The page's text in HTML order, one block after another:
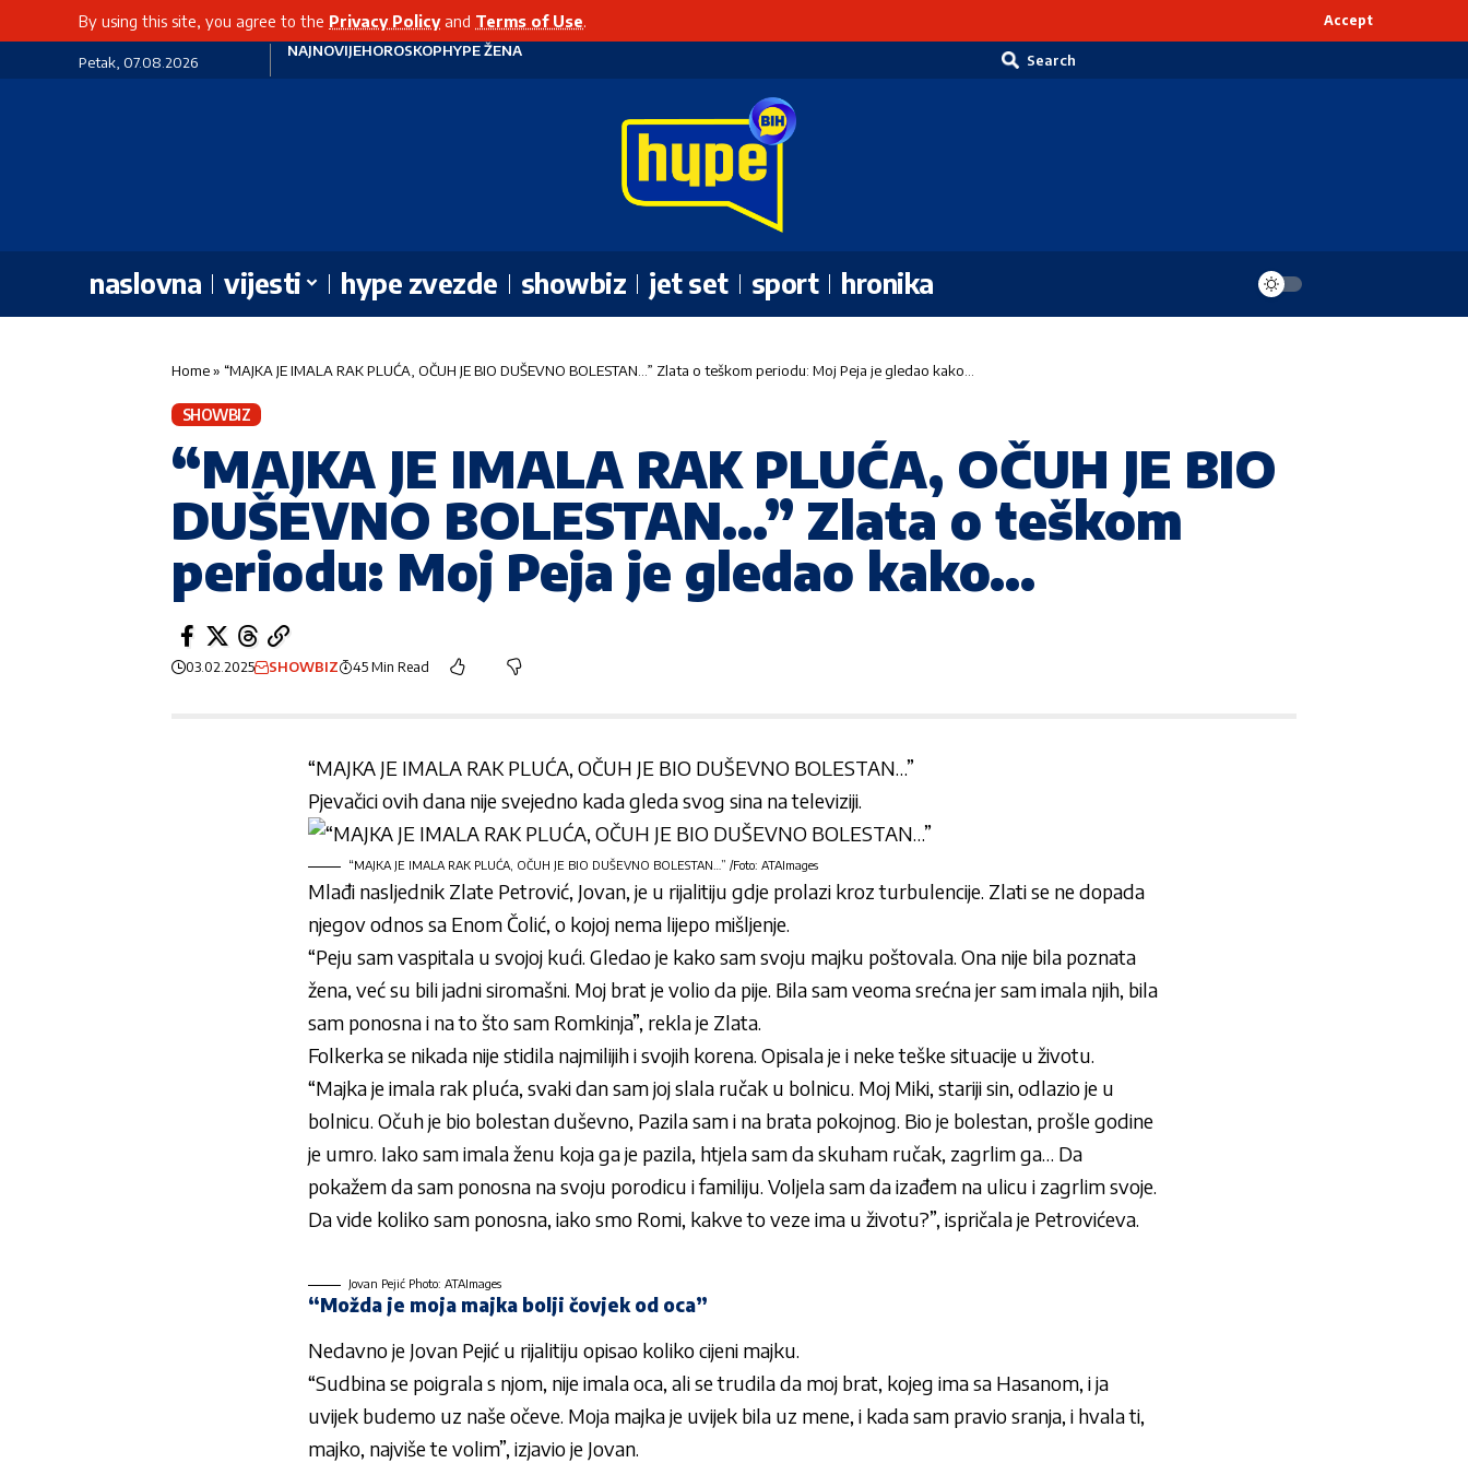
By using this site, you agree to the Privacy Policyand Terms of Use. Accept
Petak, 07.08.2026
NAJNOVIJEHOROSKOPHYPE ŽENA
Search
naslovna vijesti hype zvezde showbiz jet set sport hronika
Home» “MAJKA JE IMALA RAK PLUĆA, OČUH JE BIO DUŠEVNO BOLESTAN…” Zlata o teškom periodu: Moj Peja je gledao kako…
SHOWBIZ
“MAJKA JE IMALA RAK PLUĆA, OČUH JE BIO
DUŠEVNO BOLESTAN…” Zlata o teškom
periodu: Moj Peja je gledao kako…
03.02.2025 SHOWBIZ 45 Min Read
“MAJKA JE IMALA RAK PLUĆA, OČUH JE BIO DUŠEVNO BOLESTAN…”
Pjevačici ovih dana nije svejedno kada gleda svog sina na televiziji.
“MAJKA JE IMALA RAK PLUĆA, OČUH JE BIO DUŠEVNO BOLESTAN…” /Foto: ATAImages
Mlađi nasljednik Zlate Petrović, Jovan, je u rijalitiju gdje prolazi kroz turbulencije. Zlati se ne dopada
njegov odnos sa Enom Čolić, o kojoj nema lijepo mišljenje.
“Peju sam vaspitala u svojoj kući. Gledao je kako sam svoju majku poštovala. Ona nije bila poznata
žena, već su bili jadni siromašni. Moj brat je volio da pije. Bila sam veoma srećna jer sam imala njih, bila
sam ponosna i na to što sam Romkinja”, rekla je Zlata.
Folkerka se nikada nije stidila najmilijih i svojih korena. Opisala je i neke teške situacije u životu.
“Majka je imala rak pluća, svaki dan sam joj slala ručak u bolnicu. Moj Miki, stariji sin, odlazio je u
bolnicu. Očuh je bio bolestan duševno, Pazila sam i na brata pokojnog. Bio je bolestan, prošle godine
je umro. Iako sam imala ženu koja ga je pazila, htjela sam da skuham ručak, zagrlim ga… Da
pokažem da sam ponosna na svoju porodicu i familiju. Voljela sam da izađem na ulicu i zagrlim svoje.
Da vide koliko sam ponosna, iako smo Romi, kakve to veze ima u životu?”, ispričala je Petrovićeva.
Jovan Pejić Photo: ATAImages
“Možda je moja majka bolji čovjek od oca”
Nedavno je Jovan Pejić u rijalitiju opisao koliko cijeni majku.
“Sudbina se poigrala s njom, nije imala oca, ali se trudila da moj brat, kojeg ima sa Hasanom, i ja
uvijek budemo uz naše očeve. Moja majka je uvijek bila uz mene, i kada sam pravio sranja, i hvala ti,
majko, najviše te volim”, izjavio je Jovan.